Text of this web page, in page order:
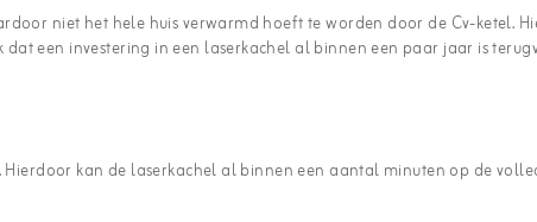
niet het hele huis verwarmd hoeft te worden door de Cv-ketel.
een investering in een laserkachel al binnen een paar jaar is
kan de laserkachel al binnen een aantal minuten op de